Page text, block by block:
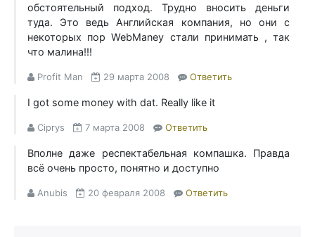
обстоятельный подход. Трудно вносить деньги
туда. Это ведь Английская компания, но они с
некоторых пор WebManey стали принимать , так
что малина!!!
Profit Man 29 марта 2008 Ответить
I got some money with dat. Really like it
Ciprys 7 марта 2008 Ответить
Вполне даже респектабельная компашка. Правда
всё очень просто, понятно и доступно
Anubis 20 февраля 2008 Ответить